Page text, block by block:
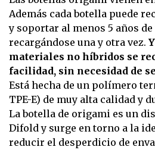
Además cada botella puede
y soportar al menos 5 años
recargándose una y otra vez.
materiales no híbridos se
facilidad, sin necesidad de
Está hecha de un polímero
TPE-E) de muy alta calidad y
La botella de origami es un
Difold y surge en torno a la
reducir el desperdicio de